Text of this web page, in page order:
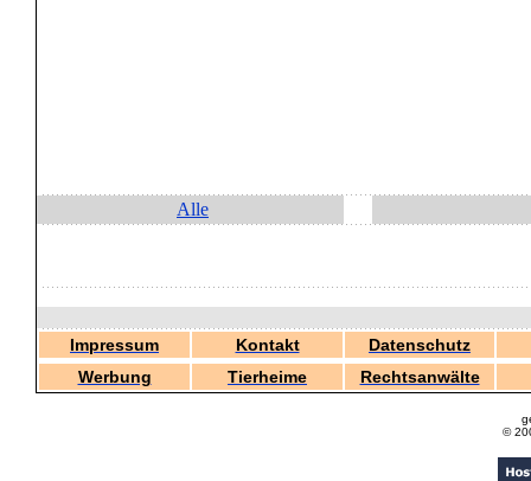
Alle
Impressum Kontakt
Datenschutz
Werbung
Tierheime Rechtsanwälte
©